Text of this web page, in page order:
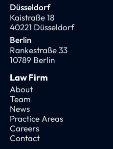
Düsseldorf
Kaistraße 18
40221 Düsseldorf
Berlin
Rankestraße 33
10789 Berlin
Law Firm
About
Team
News
Practice Areas
Careers
Contact